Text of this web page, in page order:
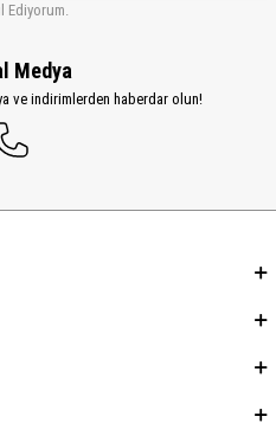
Ediyorum.
Medya
ve indirimlerden haberdar olun!